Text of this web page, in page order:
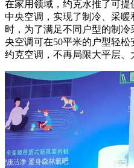
在家用领域，约克水推了可
中央空调，实现了制冷、采暖
时，为了满足不同户型的制
央空调可在50平米的户型轻
约克空调，不再局限大平层、